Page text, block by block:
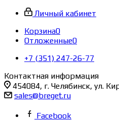
Личный кабинет
Корзина0
Отложенные0
+7 (351) 247-26-77
Контактная информация
454084, г. Челябинск, ул.
sales@breget.ru
Facebook